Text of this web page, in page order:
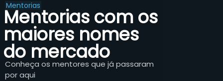
Mentorias
Mentorias com os
maiores nomes
do mercado
Conheça os mentores que já passaram
por aqui